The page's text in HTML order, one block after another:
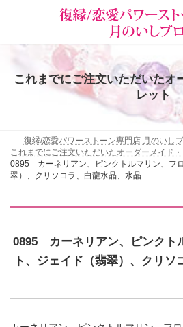
これまでにご注文いただいたオ
レット
復縁/恋愛パワーストーン専門店 月のいし
これまでにご注文いただいたオーダーメイド
0895 カーネリアン、ピンクトルマリン、フ
翠）、クリソコラ、白龍水晶、水晶
0895 カーネリアン、ピンクト
ト、ジェイド（翡翠）、クリソ